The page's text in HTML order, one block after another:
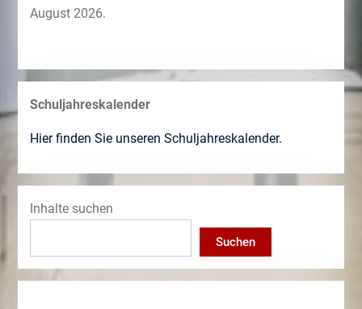
August 2026.
Schuljahreskalender
Hier finden Sie unseren Schuljahreskalender.
Inhalte suchen
Suchen